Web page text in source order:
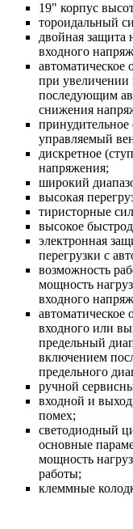
19" корпус
тороидальный
двойная защита
входного
автоматическое
при увеличении
последующим
снижения
управляемый
дискретное
напряжения;
широкий
высокая
тиристорные
высокое
электронная
перегрузки с
возможность
мощность
входного
автоматическое
входного или
предельный
включением
предельного
ручной
входной и
помех;
светодиодный
основные
мощность
работы;
клеммные